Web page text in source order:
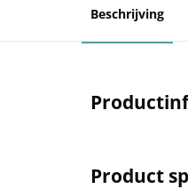
Beschrijving
Product